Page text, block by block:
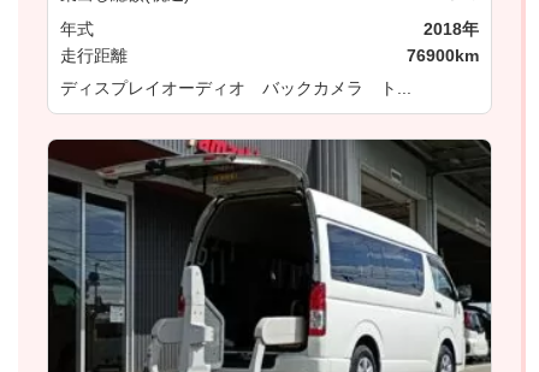
年式
2018年
走行距離
76900km
ディスプレイオーディオ バックカメラ ト...